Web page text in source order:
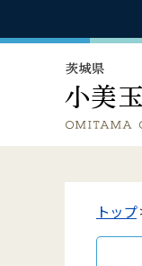
トップ